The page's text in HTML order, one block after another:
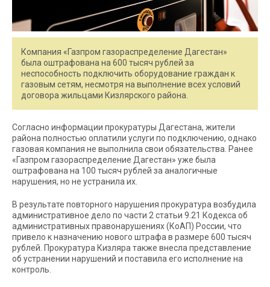
Компания «Газпром газораспределение Дагестан»
была оштрафована на 600 тысяч рублей за
неспособность подключить оборудование граждан к
газовым сетям, несмотря на выполнение всех условий
договора жильцами Кизлярского района.
Согласно информации прокуратуры Дагестана, жители
района полностью оплатили услуги по подключению, однако
газовая компания не выполнила свои обязательства. Ранее
«Газпром газораспределение Дагестан» уже была
оштрафована на 100 тысяч рублей за аналогичные
нарушения, но не устранила их.
В результате повторного нарушения прокуратура возбудила
административное дело по части 2 статьи 9.21 Кодекса об
административных правонарушениях (КоАП) России, что
привело к назначению нового штрафа в размере 600 тысяч
рублей. Прокуратура Кизляра также внесла представление
об устранении нарушений и поставила его исполнение на
контроль.